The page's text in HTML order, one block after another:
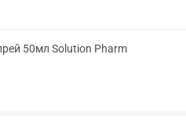
50мл Solution Pharm